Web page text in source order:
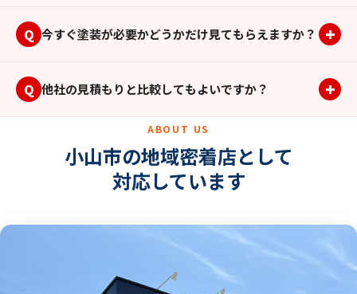
Q 今すぐ塗装が必要かどうかだけ見てもらえますか？ +
Q 他社の見積もりと比較してもよいですか？ +
ABOUT US
小山市の地域密着店として
対応しています